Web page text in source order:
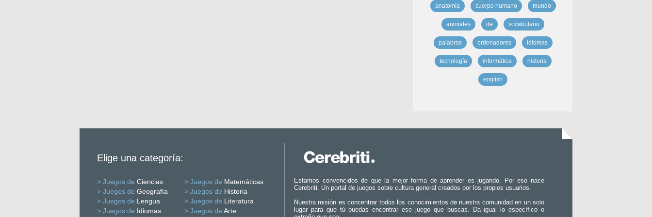
anatomía cuerpo humano mundo
animales de vocabulario
palabras ordenadores idiomas
tecnología informática historia
english
Elige una categoría:
> Juegos de Ciencias > Juegos de Matemáticas
> Juegos de Geografía > Juegos de Historia
> Juegos de Lengua > Juegos de Literatura
> Juegos de Idiomas > Juegos de Arte
Estamos convencidos de que la mejor forma de aprender es jugando. Por eso nace
Cerebriti. Un portal de juegos sobre cultura general creados por los propios usuarios.
Nuestra misión es concentrar todos los conocimientos de nuestra comunidad en un solo
lugar para que tú puedas encontrar ese juego que buscas. Da igual lo específico o